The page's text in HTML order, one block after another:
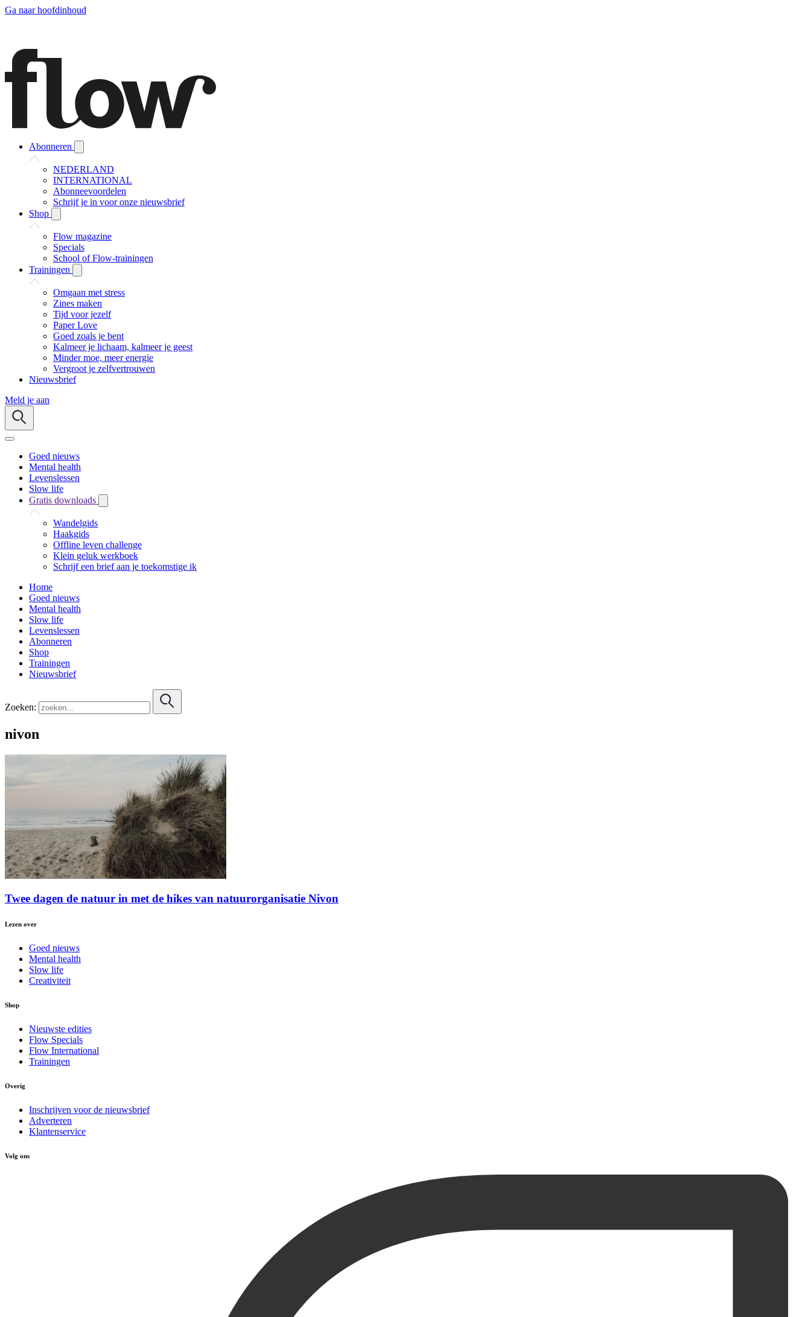
Ga naar hoofdinhoud
Abonneren
NEDERLAND
INTERNATIONAL
Abonneevoordelen
Schrijf je in voor onze nieuwsbrief
Shop
Flow magazine
Specials
School of Flow-trainingen
Trainingen
Omgaan met stress
Zines maken
Tijd voor jezelf
Paper Love
Goed zoals je bent
Kalmeer je lichaam, kalmeer je geest
Minder moe, meer energie
Vergroot je zelfvertrouwen
Nieuwsbrief
Meld je aan
Goed nieuws
Mental health
Levenslessen
Slow life
Gratis downloads
Wandelgids
Haakgids
Offline leven challenge
Klein geluk werkboek
Schrijf een brief aan je toekomstige ik
Home
Goed nieuws
Mental health
Slow life
Levenslessen
Abonneren
Shop
Trainingen
Nieuwsbrief
Zoeken:
nivon
Twee dagen de natuur in met de hikes van natuurorganisatie Nivon
Lezen over
Goed nieuws
Mental health
Slow life
Creativiteit
Shop
Nieuwste edities
Flow Specials
Flow International
Trainingen
Overig
Inschrijven voor de nieuwsbrief
Adverteren
Klantenservice
Volg ons